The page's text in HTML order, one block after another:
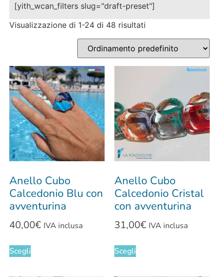
[yith_wcan_filters slug="draft-preset"]
Visualizzazione di 1-24 di 48 risultati
Anello Cubo
Calcedonio Blu con
avventurina
40,00€ IVA inclusa
Scegli
Anello Cubo
Calcedonio Cristal
con avventurina
31,00€ IVA inclusa
Scegli